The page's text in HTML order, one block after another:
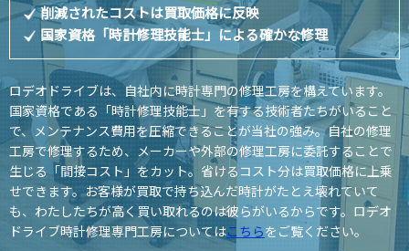
削減されたコストは買取価格に反映
国家資格「時計修理技能士」による確かな修理
ロデオドライブは、自社内に時計専門の修理工房を構えています。
国家資格である「時計修理技能士」を有する技術者たちがいること
で、メンテナンス費用を圧縮できることが当社の強み。自社の修理
工房で修理するため、メーカーや外部の修理工房に委託することで
生じる「間接コスト」をカット。省けるコスト分は買取価格に上乗
せできます。お客様が買取で持ち込んだ時計がたとえ壊れていて
も、わたしたちが高く買い取れるのは彼らがいるからです。ロデオ
ドライブ時計修理専門工房についてはこちら をご覧ください。